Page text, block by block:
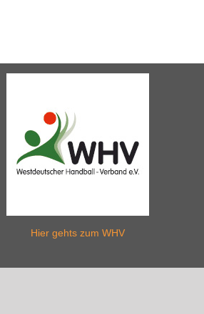
Hier gehts zum WHV